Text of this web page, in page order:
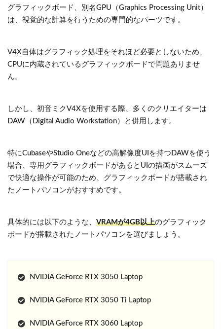
グラフィックボード、別名GPU（Graphics Processing Unit）
は、視覚的な計算を行うための専門的なパーツです。
V4X自体はグラフィック処理をそれほど必要としないため、
CPUに内蔵されているグラフィックボードで問題ありませ
ん。
しかし、初音ミクV4Xを使用する際、多くのクリエイターは
DAW（Digital Audio Workstation）と併用します。
特にCubaseやStudio Oneなどの高解像度UIを持つDAWを使う
場合、専用グラフィックボードがあるとUIの描画がスムーズ
で快適な操作が可能のため、グラフィックボードが搭載され
たノートパソコンがおすすめです。
具体的には以下のような、 VRAMが4GB以上のグラフィック
ボードが搭載されたノートパソコンを選びましょう。
NVIDIA GeForce RTX 3050 Laptop
NVIDIA GeForce RTX 3050 Ti Laptop
NVIDIA GeForce RTX 3060 Laptop